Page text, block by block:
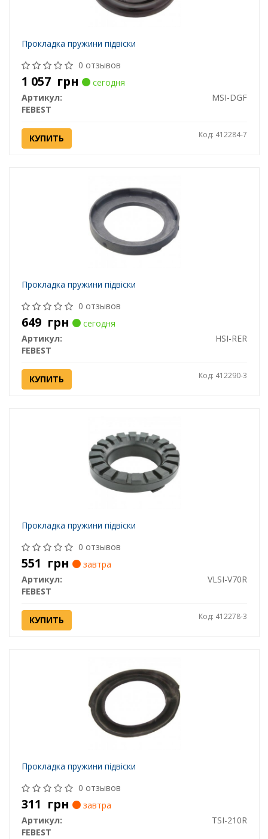
Прокладка пружини підвіски
0 отзывов
1 057 грн
сегодня
Артикул:
MSI-DGF
FEBEST
КУПИТЬ Код: 412284-7
Прокладка пружини підвіски
0 отзывов
649 грн
сегодня
Артикул:
HSI-RER
FEBEST
КУПИТЬ Код: 412290-3
Прокладка пружини підвіски
0 отзывов
551 грн
завтра
Артикул:
VLSI-V70R
FEBEST
КУПИТЬ Код: 412278-3
Прокладка пружини підвіски
0 отзывов
311 грн
завтра
Артикул:
TSI-210R
FEBEST